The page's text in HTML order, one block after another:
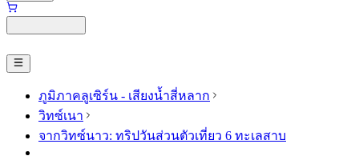
ภูมิภาคลูเซิร์น - เสียงน้ำสี่หลาก
วิทซ์เนา
จากวิทซ์นาว: ทริปวันส่วนตัวเที่ยว 6 ทะเลสาบ